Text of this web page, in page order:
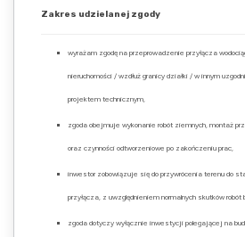
Zakres udzielanej zgody
wyrażam zgodę na przeprowadzenie przyłącza
nieruchomości / wzdłuż granicy działki / w innym
projektem technicznym,
zgoda obejmuje wykonanie robót ziemnych, montaż
oraz czynności odtworzeniowe po zakończeniu prac,
inwestor zobowiązuje się do przywrócenia terenu do
przyłącza, z uwzględnieniem normalnych skutków robót
zgoda dotyczy wyłącznie inwestycji polegającej na